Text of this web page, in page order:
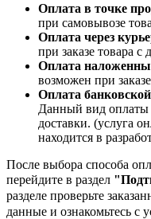
Оплата в точке
при самовывозе
Оплата через
при заказе товара с
Оплата
возможен при
Оплата
Данный вид
доставки. (услуга
находится в
После выбора способа
перейдите в раздел
разделе проверьте
данные и ознакомьтесь с